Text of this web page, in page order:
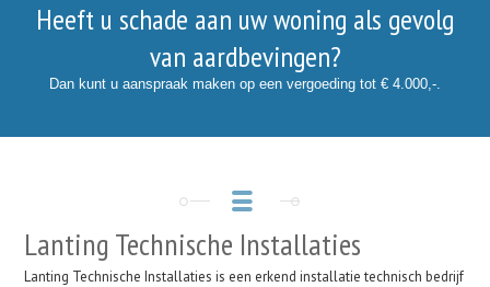
Heeft u schade aan uw woning als gevolg
van aardbevingen?
Dan kunt u aanspraak maken op een vergoeding tot € 4.000,-.
Lanting Technische Installaties
Lanting Technische Installaties is een erkend installatie technisch bedrijf